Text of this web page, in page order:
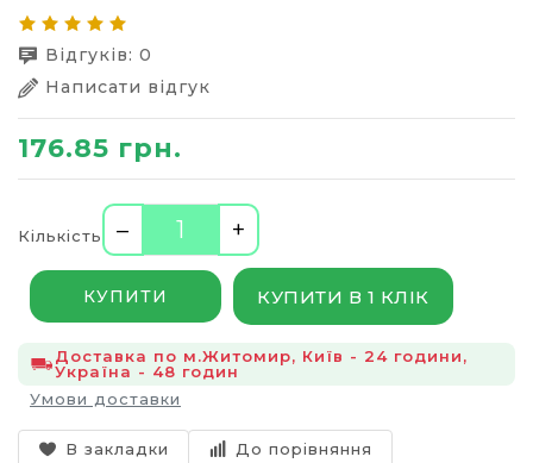
Відгуків: 0
Написати відгук
176.85 грн.
Кількість – +
КУПИТИ КУПИТИ В 1 КЛІК
Доставка по м.Житомир, Київ - 24 години,
Україна - 48 годин
Умови доставки
В закладки До порівняння